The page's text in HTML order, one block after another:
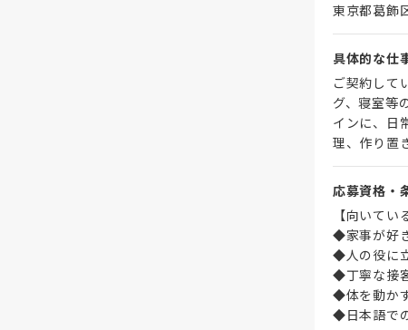
東京都葛飾
具体的な仕
ご契約して
グ、寝室等
インに、日
理、作り置
応募資格・
【向いてい
◆家事が好
◆人の役に
◆丁寧な接
◆体を動か
◆日本語で